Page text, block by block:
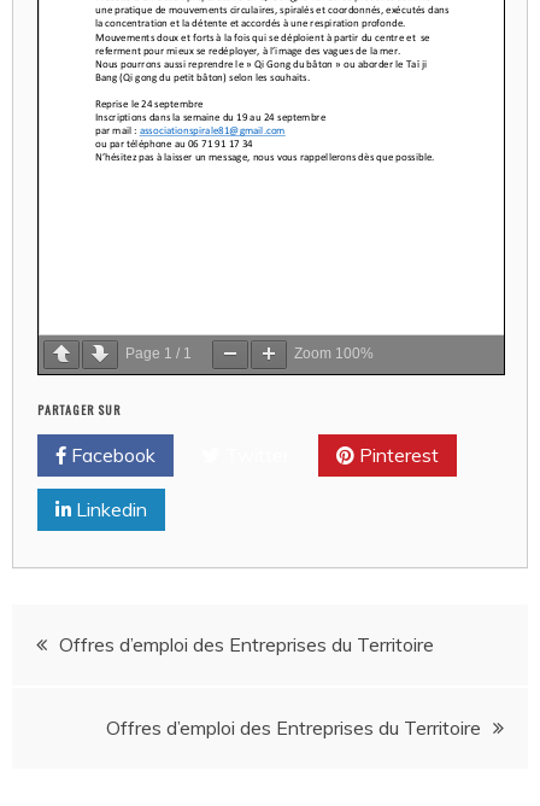
Page 1 / 1 Zoom 100%
PARTAGER SUR
Facebook Pinterest
Linkedin
Navigation
Offres d’emploi des Entreprises du Territoire
Offres d’emploi des Entreprises du Territoire